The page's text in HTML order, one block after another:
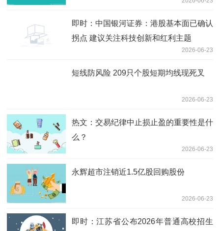
即时：中国银河证券：港股基本面已确认
拐点 建议关注科技创新和红利主题
2026-06-23
短线防风险 209只个股短期均线现死叉
2026-06-23
热文：交易纪律中止损止盈的重要性是什
么？
2026-06-23
永辉超市注销近1.5亿股回购股份
2026-06-23
即时：江苏省公布2026年普通高校招生